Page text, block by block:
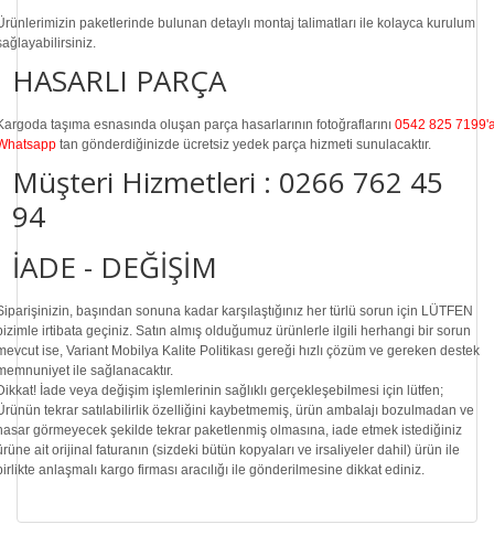
paketlerinde bulunan detaylı montaj talimatları ile kolayca kurulum
HASARLI PARÇA
taşıma esnasında oluşan parça hasarlarının fotoğraflarını 0542 825
tan gönderdiğinizde ücretsiz yedek parça hizmeti sunulacaktır.
Müşteri Hizmetleri : 0266 762 45
94
İADE - DEĞİŞİM
başından sonuna kadar karşılaştığınız her türlü sorun için LÜTFEN
irtibata geçiniz. Satın almış olduğumuz ürünlerle ilgili herhangi bir sorun
ise, Variant Mobilya Kalite Politikası gereği hızlı çözüm ve gereken destek
ile sağlanacaktır.
İade veya değişim işlemlerinin sağlıklı gerçekleşebilmesi için lütfen;
tekrar satılabilirlik özelliğini kaybetmemiş, ürün ambalajı bozulmadan ve
görmeyecek şekilde tekrar paketlenmiş olmasına, iade etmek istediğiniz
ait orijinal faturanın (sizdeki bütün kopyaları ve irsaliyeler dahil) ürün ile
anlaşmalı kargo firması aracılığı ile gönderilmesine dikkat ediniz.